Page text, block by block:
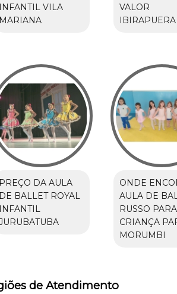
INFANTIL VILA
MARIANA
VALOR
IBIRAPUERA
PREÇO DA AULA
DE BALLET ROYAL
INFANTIL
ONDE
AULA DE
RUSSO PARA
CRIANÇA
MORUMBI
de Atendimento